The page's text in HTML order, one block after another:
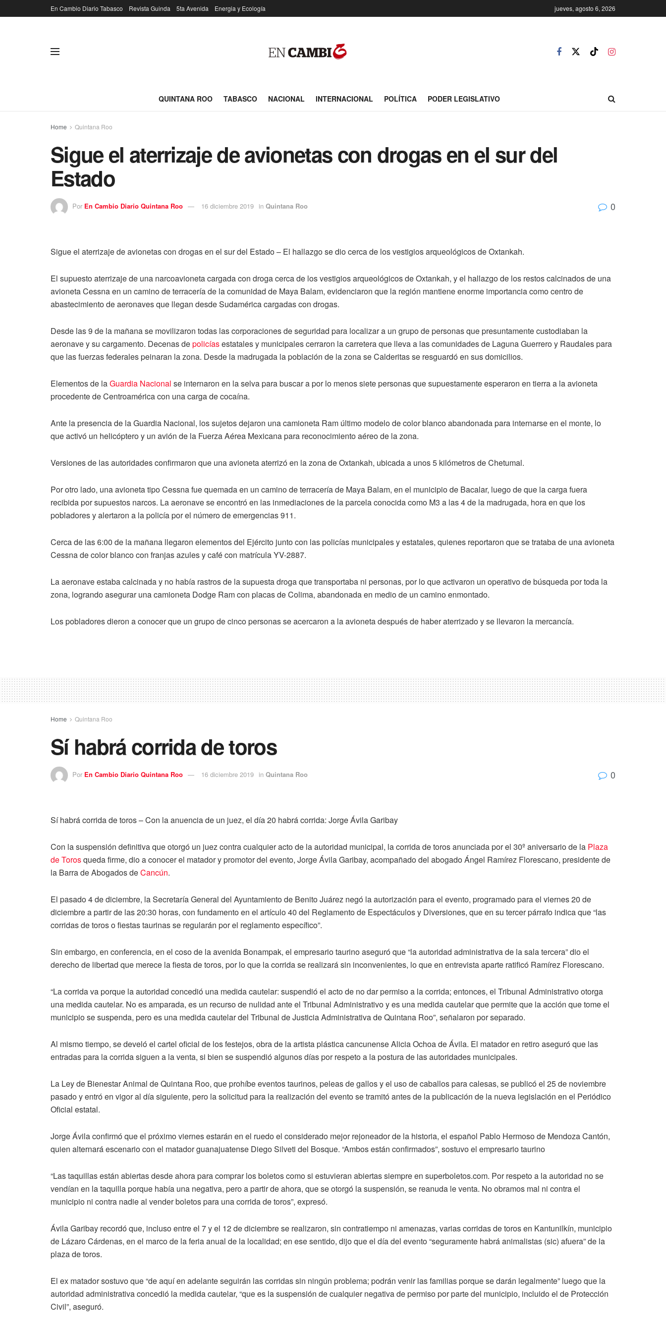
En Cambio Diario Tabasco Revista Guinda 5ta Avenida Energia y Ecología jueves, agosto 6, 2026
QUINTANA ROO TABASCO NACIONAL INTERNACIONAL POLÍTICA PODER LEGISLATIVO
Home Quintana Roo
Sigue el aterrizaje de avionetas con drogas en el sur del
Estado
Por En Cambio Diario Quintana Roo 16 diciembre 2019 in Quintana Roo 0
Sigue el aterrizaje de avionetas con drogas en el sur del Estado – El hallazgo se dio cerca de los vestigios arqueológicos de Oxtankah.
El supuesto aterrizaje de una narcoavioneta cargada con droga cerca de los vestigios arqueológicos de Oxtankah, y el hallazgo de los restos calcinados de una
avioneta Cessna en un camino de terracería de la comunidad de Maya Balam, evidenciaron que la región mantiene enorme importancia como centro de
abastecimiento de aeronaves que llegan desde Sudamérica cargadas con drogas.
Desde las 9 de la mañana se movilizaron todas las corporaciones de seguridad para localizar a un grupo de personas que presuntamente custodiaban la
aeronave y su cargamento. Decenas depolicíasestatales y municipales cerraron la carretera que lleva a las comunidades de Laguna Guerrero y Raudales para
que las fuerzas federales peinaran la zona. Desde la madrugada la población de la zona se Calderitas se resguardó en sus domicilios.
Elementos de laGuardia Nacional se internaron en la selva para buscar a por lo menos siete personas que supuestamente esperaron en tierra a la avioneta
procedente de Centroamérica con una carga de cocaína.
Ante la presencia de la Guardia Nacional, los sujetos dejaron una camioneta Ram último modelo de color blanco abandonada para internarse en el monte, lo
que activó un helicóptero y un avión de la Fuerza Aérea Mexicana para reconocimiento aéreo de la zona.
Versiones de las autoridades confirmaron que una avioneta aterrizó en la zona de Oxtankah, ubicada a unos 5 kilómetros de Chetumal.
Por otro lado, una avioneta tipo Cessna fue quemada en un camino de terracería de Maya Balam, en el municipio de Bacalar, luego de que la carga fuera
recibida por supuestos narcos. La aeronave se encontró en las inmediaciones de la parcela conocida como M3 a las 4 de la madrugada, hora en que los
pobladores y alertaron a la policía por el número de emergencias 911.
Cerca de las 6:00 de la mañana llegaron elementos del Ejército junto con las policías municipales y estatales, quienes reportaron que se trataba de una avioneta
Cessna de color blanco con franjas azules y café con matrícula YV-2887.
La aeronave estaba calcinada y no había rastros de la supuesta droga que transportaba ni personas, por lo que activaron un operativo de búsqueda por toda la
zona, logrando asegurar una camioneta Dodge Ram con placas de Colima, abandonada en medio de un camino enmontado.
Los pobladores dieron a conocer que un grupo de cinco personas se acercaron a la avioneta después de haber aterrizado y se llevaron la mercancía.
Home Quintana Roo
Sí habrá corrida de toros
Por En Cambio Diario Quintana Roo 16 diciembre 2019 in Quintana Roo 0
Sí habrá corrida de toros – Con la anuencia de un juez, el día 20 habrá corrida: Jorge Ávila Garibay
Con la suspensión definitiva que otorgó un juez contra cualquier acto de la autoridad municipal, la corrida de toros anunciada por el 30º aniversario de la Plaza
de Torosqueda firme, dio a conocer el matador y promotor del evento, Jorge Ávila Garibay, acompañado del abogado Ángel Ramírez Florescano, presidente de
la Barra de Abogados deCancún.
El pasado 4 de diciembre, la Secretaría General del Ayuntamiento de Benito Juárez negó la autorización para el evento, programado para el viernes 20 de
diciembre a partir de las 20:30 horas, con fundamento en el artículo 40 del Reglamento de Espectáculos y Diversiones, que en su tercer párrafo indica que “las
corridas de toros o fiestas taurinas se regularán por el reglamento específico”.
Sin embargo, en conferencia, en el coso de la avenida Bonampak, el empresario taurino aseguró que “la autoridad administrativa de la sala tercera” dio el
derecho de libertad que merece la fiesta de toros, por lo que la corrida se realizará sin inconvenientes, lo que en entrevista aparte ratificó Ramírez Florescano.
“La corrida va porque la autoridad concedió una medida cautelar: suspendió el acto de no dar permiso a la corrida; entonces, el Tribunal Administrativo otorga
una medida cautelar. No es amparada, es un recurso de nulidad ante el Tribunal Administrativo y es una medida cautelar que permite que la acción que tome el
municipio se suspenda, pero es una medida cautelar del Tribunal de Justicia Administrativa de Quintana Roo”, señalaron por separado.
Al mismo tiempo, se develó el cartel oficial de los festejos, obra de la artista plástica cancunense Alicia Ochoa de Ávila. El matador en retiro aseguró que las
entradas para la corrida siguen a la venta, si bien se suspendió algunos días por respeto a la postura de las autoridades municipales.
La Ley de Bienestar Animal de Quintana Roo, que prohíbe eventos taurinos, peleas de gallos y el uso de caballos para calesas, se publicó el 25 de noviembre
pasado y entró en vigor al día siguiente, pero la solicitud para la realización del evento se tramitó antes de la publicación de la nueva legislación en el Periódico
Oficial estatal.
Jorge Ávila confirmó que el próximo viernes estarán en el ruedo el considerado mejor rejoneador de la historia, el español Pablo Hermoso de Mendoza Cantón,
quien alternará escenario con el matador guanajuatense Diego Silveti del Bosque. “Ambos están confirmados”, sostuvo el empresario taurino
“Las taquillas están abiertas desde ahora para comprar los boletos como si estuvieran abiertas siempre en superboletos.com. Por respeto a la autoridad no se
vendían en la taquilla porque había una negativa, pero a partir de ahora, que se otorgó la suspensión, se reanuda le venta. No obramos mal ni contra el
municipio ni contra nadie al vender boletos para una corrida de toros”, expresó.
Ávila Garibay recordó que, incluso entre el 7 y el 12 de diciembre se realizaron, sin contratiempo ni amenazas, varias corridas de toros en Kantunilkín, municipio
de Lázaro Cárdenas, en el marco de la feria anual de la localidad; en ese sentido, dijo que el día del evento “seguramente habrá animalistas (sic) afuera” de la
plaza de toros.
El ex matador sostuvo que “de aquí en adelante seguirán las corridas sin ningún problema; podrán venir las familias porque se darán legalmente” luego que la
autoridad administrativa concedió la medida cautelar, “que es la suspensión de cualquier negativa de permiso por parte del municipio, incluido el de Protección
Civil”, aseguró.